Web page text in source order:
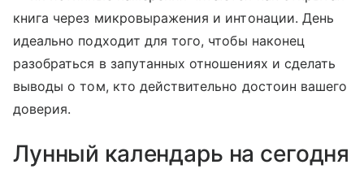
книга через микровыражения и интонации. День
идеально подходит для того, чтобы наконец
разобраться в запутанных отношениях и сделать
выводы о том, кто действительно достоин вашего
доверия.
Лунный календарь на сегодня